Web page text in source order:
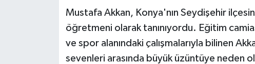
Mustafa Akkan, Konya'nın Seydişehir
öğretmeni olarak tanınıyordu. Eğitim
ve spor alanındaki çalışmalarıyla bilinen
sevenleri arasında büyük üzüntüye neden